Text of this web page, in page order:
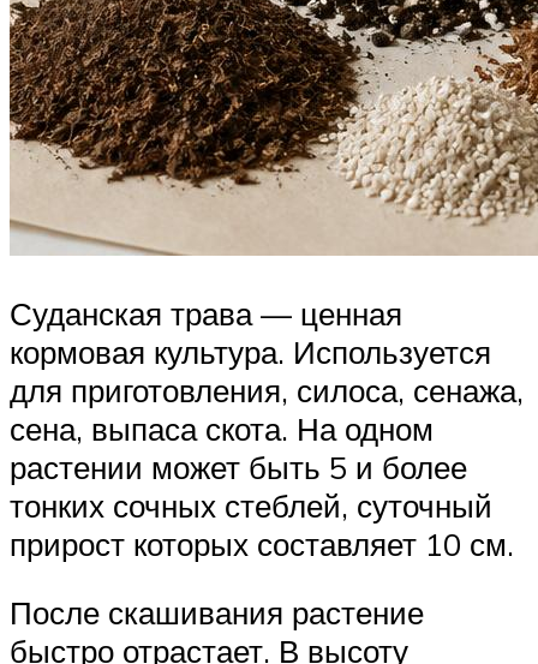
Суданская трава — ценная
кормовая культура. Используется
для приготовления, силоса, сенажа,
сена, выпаса скота. На одном
растении может быть 5 и более
тонких сочных стеблей, суточный
прирост которых составляет 10 см.
После скашивания растение
быстро отрастает. В высоту